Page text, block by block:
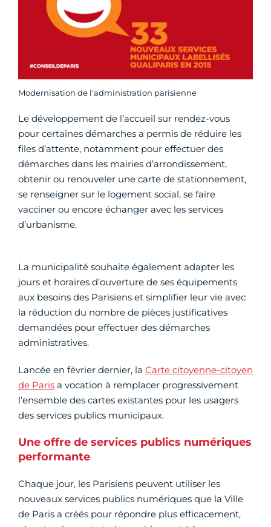
Modernisation de l'administration parisienne
Le développement de l’accueil sur rendez-vous
pour certaines démarches a permis de réduire les
files d’attente, notamment pour effectuer des
démarches dans les mairies d’arrondissement,
obtenir ou renouveler une carte de stationnement,
se renseigner sur le logement social, se faire
vacciner ou encore échanger avec les services
d’urbanisme.
La municipalité souhaite également adapter les
jours et horaires d’ouverture de ses équipements
aux besoins des Parisiens et simplifier leur vie avec
la réduction du nombre de pièces justificatives
demandées pour effectuer des démarches
administratives.
Lancée en février dernier, la Carte citoyenne-citoyen
de Paris a vocation à remplacer progressivement
l’ensemble des cartes existantes pour les usagers
des services publics municipaux.
Une offre de services publics numériques
performante
Chaque jour, les Parisiens peuvent utiliser les
nouveaux services publics numériques que la Ville
de Paris a créés pour répondre plus efficacement,